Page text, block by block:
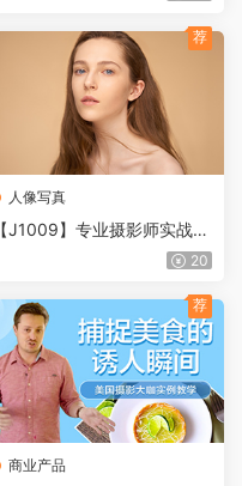
人像写真
【J1009】专业摄影师实战布
光技巧讲解 静物、伦勃朗 20
荐
商业产品
荐